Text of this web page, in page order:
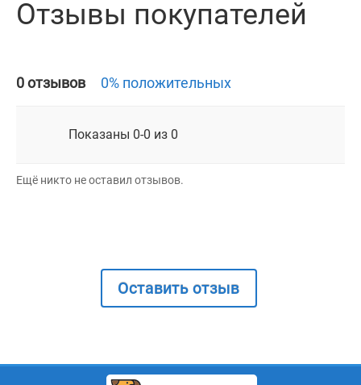
Отзывы покупателей
0 отзывов 0% положительных
Показаны 0-0 из 0
Ещё никто не оставил отзывов.
Оставить отзыв